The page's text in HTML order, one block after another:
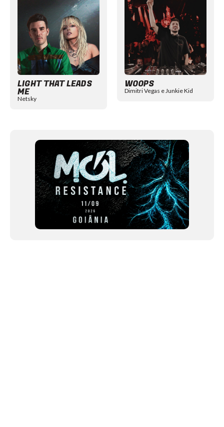
LIGHT THAT LEADS
ME
Netsky
WOOPS
Dimitri Vegas e Junkie Kid